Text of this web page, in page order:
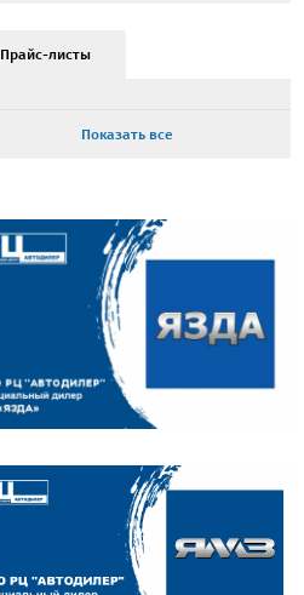
Прайс-листы
Показать все